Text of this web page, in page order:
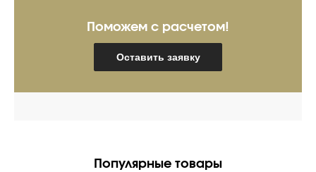
Поможем с расчетом!
Оставить заявку
Популярные товары